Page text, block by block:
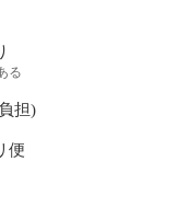
る
担)
便